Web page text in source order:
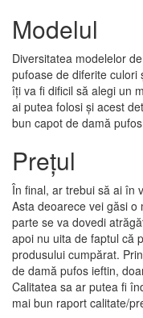
Modelul
Diversitatea modelelor
pufoase de diferite culori
îți va fi dificil să alegi un
ai putea folosi și acest
bun capot de damă
Prețul
În final, ar trebui să ai în
Asta deoarece vei găsi
parte se va dovedi
apoi nu uita de faptul că
produsului cumpărat.
de damă pufos ieftin,
Calitatea sa ar putea fi
mai bun raport calitate/